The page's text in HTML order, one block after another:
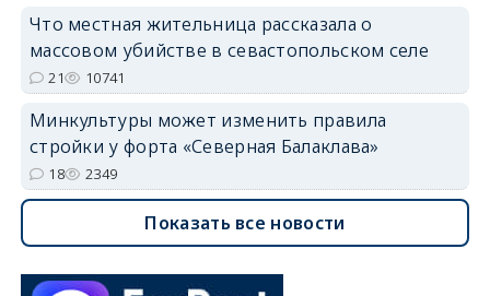
Что местная жительница рассказала о
массовом убийстве в севастопольском селе
21 10741
Минкультуры может изменить правила
стройки у форта «Северная Балаклава»
18 2349
Показать все новости